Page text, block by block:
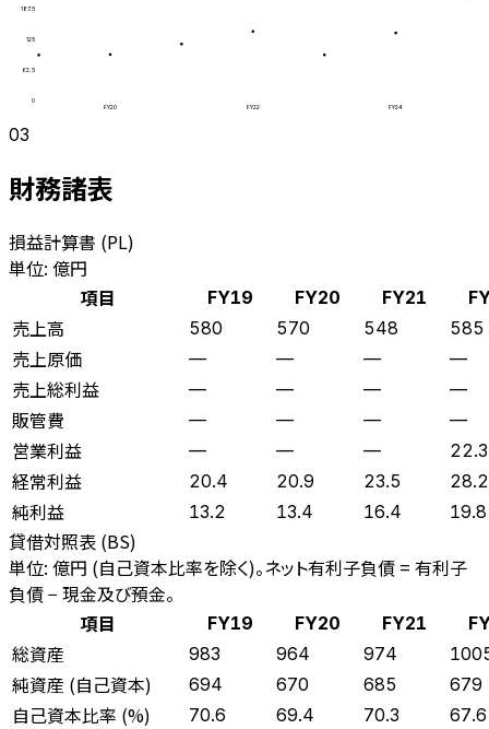
0
62.5
125
187.5
FY20 FY22 FY24
03
財務諸表
損益計算書 (PL)
単位: 億円
項目
FY19 FY20 FY21
売上高 580 570 548 585
売上原価 — — — —
売上総利益 — — — —
販管費 — — — —
営業利益 — — — 22.3
経常利益 20.4 20.9 23.5 28.2
純利益 13.2 13.4 16.4 19.8
貸借対照表 (BS)
単位: 億円 (自己資本比率を除く)。ネット有利子負債 = 有利子
負債 − 現金及び預金。
項目
FY19 FY20 FY21
総資産 983 964 974
純資産 (自己資本) 694 670 685 679
自己資本比率 (%) 70.6 69.4 70.3 67.6